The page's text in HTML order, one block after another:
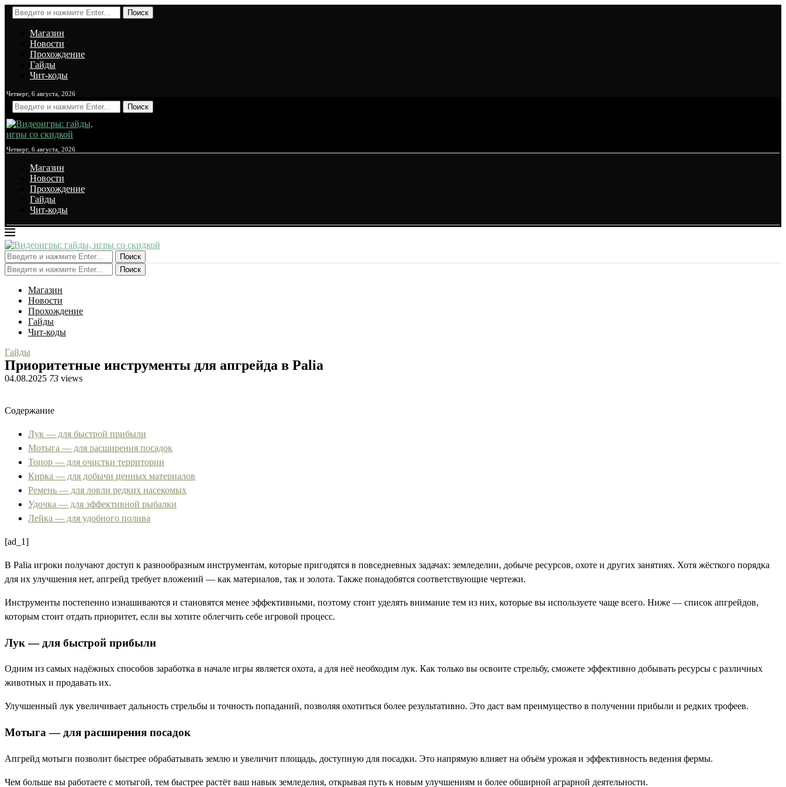
Поиск
Магазин
Новости
Прохождение
Гайды
Чит-коды
Четверг, 6 августа, 2026
Поиск
Четверг, 6 августа, 2026
Магазин
Новости
Прохождение
Гайды
Чит-коды
Поиск
Поиск
Магазин
Новости
Прохождение
Гайды
Чит-коды
Гайды
Приоритетные инструменты для апгрейда в Palia
04.08.2025 73 views
Содержание
Лук — для быстрой прибыли
Мотыга — для расширения посадок
Топор — для очистки территории
Кирка — для добычи ценных материалов
Ремень — для ловли редких насекомых
Удочка — для эффективной рыбалки
Лейка — для удобного полива
[ad_1]
В Palia игроки получают доступ к разнообразным инструментам, которые пригодятся в повседневных задачах: земледелии, добыче ресурсов, охоте и других занятиях. Хотя жёсткого порядка
для их улучшения нет, апгрейд требует вложений — как материалов, так и золота. Также понадобятся соответствующие чертежи.
Инструменты постепенно изнашиваются и становятся менее эффективными, поэтому стоит уделять внимание тем из них, которые вы используете чаще всего. Ниже — список апгрейдов,
которым стоит отдать приоритет, если вы хотите облегчить себе игровой процесс.
Лук — для быстрой прибыли
Одним из самых надёжных способов заработка в начале игры является охота, а для неё необходим лук. Как только вы освоите стрельбу, сможете эффективно добывать ресурсы с различных
животных и продавать их.
Улучшенный лук увеличивает дальность стрельбы и точность попаданий, позволяя охотиться более результативно. Это даст вам преимущество в получении прибыли и редких трофеев.
Мотыга — для расширения посадок
Апгрейд мотыги позволит быстрее обрабатывать землю и увеличит площадь, доступную для посадки. Это напрямую влияет на объём урожая и эффективность ведения фермы.
Чем больше вы работаете с мотыгой, тем быстрее растёт ваш навык земледелия, открывая путь к новым улучшениям и более обширной аграрной деятельности.